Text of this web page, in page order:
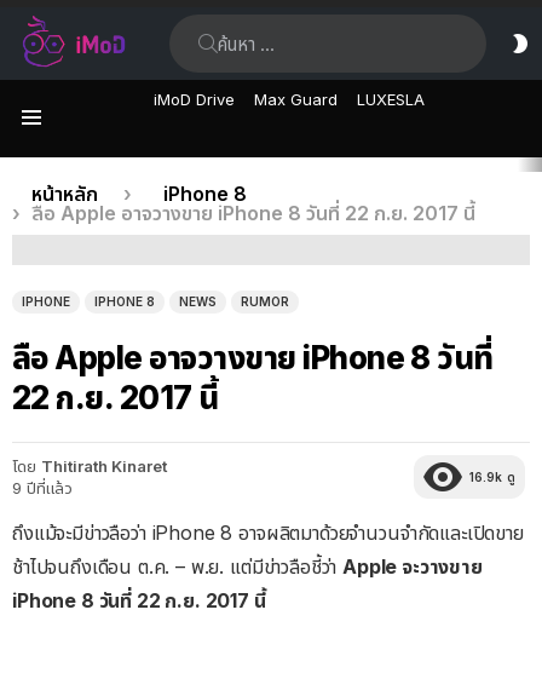
iMoD Drive Max Guard LUXESLA
เรื่อง
ล่าสุด
คุณอยู่ที่นี่:
หน้าหลัก
iPhone 8
ลือ Apple อาจวางขาย iPhone 8 วันที่ 22 ก.ย. 2017 นี้
IPHONE IPHONE 8 NEWS RUMOR
ลือ Apple อาจวางขาย iPhone 8 วันที่
22 ก.ย. 2017 นี้
โดย Thitirath Kinaret
9 ปีที่แล้ว
16.9k ดู
ถึงแม้จะมีข่าวลือว่า iPhone 8 อาจผลิตมาด้วยจำนวนจำกัดและเปิดขาย
ช้าไปจนถึงเดือน ต.ค. – พ.ย. แต่มีข่าวลือชี้ว่าApple จะวางขาย
iPhone 8 วันที่ 22 ก.ย. 2017 นี้